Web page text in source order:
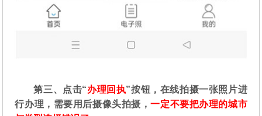
第三、点击“办理回执”按钮，在线拍摄一张照片进
行办理，需要用后摄像头拍摄，一定不要把办理的城市